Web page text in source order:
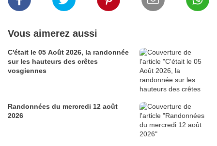
Vous aimerez aussi
C'était le 05 Août 2026, la randonnée
sur les hauteurs des crêtes
vosgiennes
Randonnées du mercredi 12 août
2026